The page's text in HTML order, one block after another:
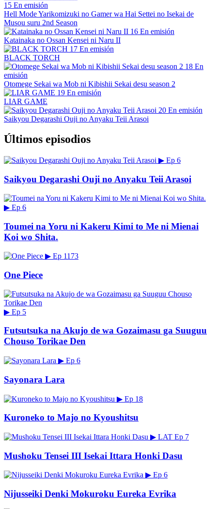
15 En emisión
Hell Mode Yarikomizuki no Gamer wa Hai Settei no Isekai de
Musou suru 2nd Season
16 En emisión
Katainaka no Ossan Kensei ni Naru II
17 En emisión
BLACK TORCH
18 En
emisión
Otomege Sekai wa Mob ni Kibishii Sekai desu season 2
19 En emisión
LIAR GAME
20 En emisión
Saikyou Degarashi Ouji no Anyaku Teii Arasoi
Últimos episodios
▶ Ep 6
Saikyou Degarashi Ouji no Anyaku Teii Arasoi
▶ Ep 6
Toumei na Yoru ni Kakeru Kimi to Me ni Mienai
Koi wo Shita.
▶ Ep 1173
One Piece
▶ Ep 5
Futsutsuka na Akujo de wa Gozaimasu ga Suuguu
Chouso Torikae Den
▶ Ep 6
Sayonara Lara
▶ Ep 18
Kuroneko to Majo no Kyoushitsu
▶ LAT Ep 7
Mushoku Tensei III Isekai Ittara Honki Dasu
▶ Ep 6
Nijusseiki Denki Mokuroku Eureka Evrika